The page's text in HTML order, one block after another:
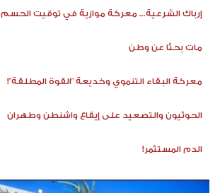
إرباك الشرعية... معركة موازية في توقيت الحسم
مات بحثًا عن وطن
معركة البقاء التنموي وخديعة "القوة المطلقة"!
الحوثيون والتصعيد على إيقاع واشنطن وطهران
الدم المستثمر!